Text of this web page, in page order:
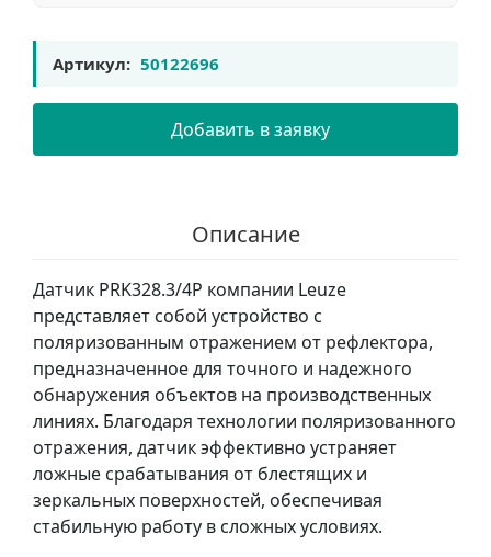
Артикул: 50122696
Добавить в заявку
Описание
Датчик PRK328.3/4P компании Leuze
представляет собой устройство с
поляризованным отражением от рефлектора,
предназначенное для точного и надежного
обнаружения объектов на производственных
линиях. Благодаря технологии поляризованного
отражения, датчик эффективно устраняет
ложные срабатывания от блестящих и
зеркальных поверхностей, обеспечивая
стабильную работу в сложных условиях.